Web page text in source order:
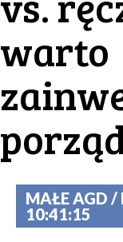
warto
MAŁE AGD /
10:41:15